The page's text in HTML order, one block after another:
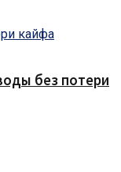
без потери